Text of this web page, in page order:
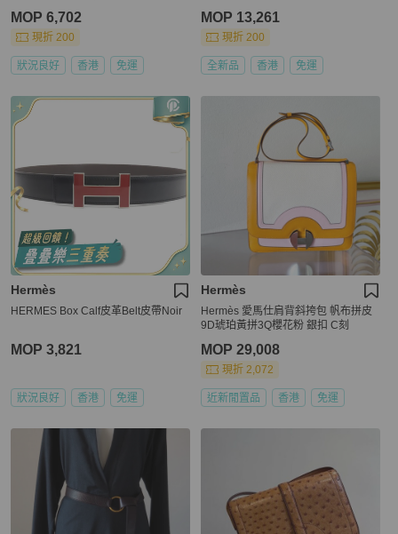
MOP 6,702
現折 200
狀況良好 香港 免運
MOP 13,261
現折 200
全新品 香港 免運
Hermès
HERMES Box Calf皮革Belt皮帶Noir
MOP 3,821
狀況良好 香港 免運
Hermès
Hermès 愛馬仕肩背斜挎包 帆布拼皮
9D琥珀黃拼3Q櫻花粉 銀扣 C刻
MOP 29,008
現折 2,072
近新閒置品 香港 免運